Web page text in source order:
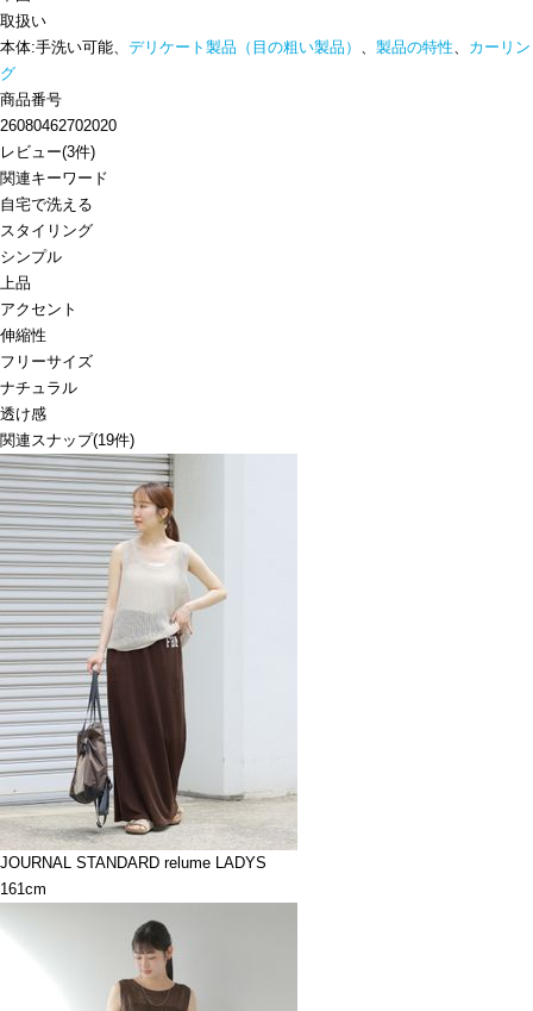
取扱い
本体:手洗い可能、 デリケート製品（目の粗い製品） 、 製品の特性、 カーリン
グ
商品番号
26080462702020
レビュー(3件)
関連キーワード
自宅で洗える
スタイリング
シンプル
上品
アクセント
伸縮性
フリーサイズ
ナチュラル
透け感
関連スナップ(19件)
JOURNAL STANDARD relume LADYS
161cm